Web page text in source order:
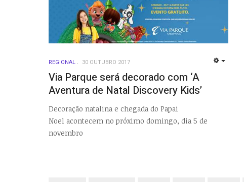
REGIONAL 30 OUTUBRO 2017
Via Parque será decorado com ‘A
Aventura de Natal Discovery Kids’
Decoração natalina e chegada do Papai
Noel acontecem no próximo domingo, dia 5 de
novembro